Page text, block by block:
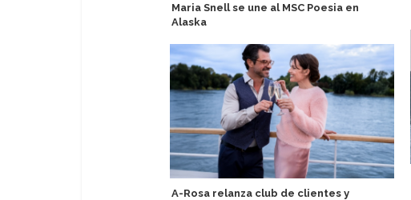
Maria Snell se une al MSC Poesia en
Alaska
A-Rosa relanza club de clientes y